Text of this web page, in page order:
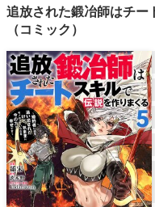
追放された鍛冶師はチー
（コミック）